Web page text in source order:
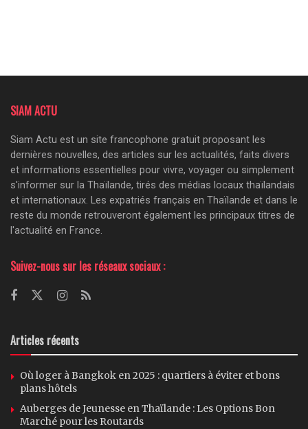
SIAM ACTU
Siam Actu est un site francophone gratuit proposant les
dernières nouvelles, des articles sur les actualités, faits divers
et informations essentielles pour vivre, voyager ou simplement
s'informer sur la Thaïlande, tirés des médias locaux thaïlandais
et internationaux. Les expatriés français en Thaïlande et dans le
reste du monde retrouveront également les principaux titres de
l'actualité en France.
Suivez-nous sur les réseaux sociaux :
Articles récents
Où loger à Bangkok en 2025 : quartiers à éviter et bons
plans hôtels
Auberges de Jeunesse en Thaïlande : Les Options Bon
Marché pour les Routards